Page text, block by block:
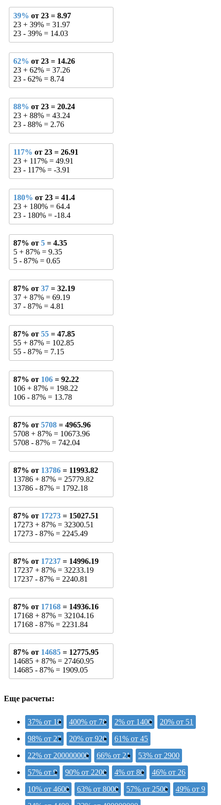
39% от 23 = 8.97
23 + 39% = 31.97
23 - 39% = 14.03
62% от 23 = 14.26
23 + 62% = 37.26
23 - 62% = 8.74
88% от 23 = 20.24
23 + 88% = 43.24
23 - 88% = 2.76
117% от 23 = 26.91
23 + 117% = 49.91
23 - 117% = -3.91
180% от 23 = 41.4
23 + 180% = 64.4
23 - 180% = -18.4
87% от 5 = 4.35
5 + 87% = 9.35
5 - 87% = 0.65
87% от 37 = 32.19
37 + 87% = 69.19
37 - 87% = 4.81
87% от 55 = 47.85
55 + 87% = 102.85
55 - 87% = 7.15
87% от 106 = 92.22
106 + 87% = 198.22
106 - 87% = 13.78
87% от 5708 = 4965.96
5708 + 87% = 10673.96
5708 - 87% = 742.04
87% от 13786 = 11993.82
13786 + 87% = 25779.82
13786 - 87% = 1792.18
87% от 17273 = 15027.51
17273 + 87% = 32300.51
17273 - 87% = 2245.49
87% от 17237 = 14996.19
17237 + 87% = 32233.19
17237 - 87% = 2240.81
87% от 17168 = 14936.16
17168 + 87% = 32104.16
17168 - 87% = 2231.84
87% от 14685 = 12775.95
14685 + 87% = 27460.95
14685 - 87% = 1909.05
Еще расчеты:
37% от 18 400% от 78 2% от 1400
20% от 51
98% от 27
20% от 920
61% от 45
22% от 200000000
66% от 21
53% от 2900
57% от 9
90% от 2200 4% от 80
46% от 26
10% от 4600
63% от 8000 57% от 2500
49% от 9